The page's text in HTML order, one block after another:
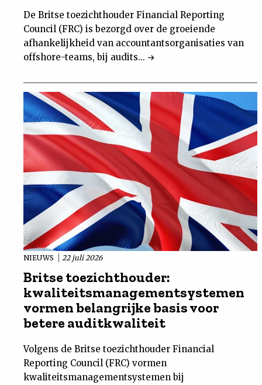
De Britse toezichthouder Financial Reporting
Council (FRC) is bezorgd over de groeiende
afhankelijkheid van accountantsorganisaties van
offshore-teams, bij audits...
NIEUWS 22 juli 2026
Britse toezichthouder:
kwaliteitsmanagementsystemen
vormen belangrijke basis voor
betere auditkwaliteit
Volgens de Britse toezichthouder Financial
Reporting Council (FRC) vormen
kwaliteitsmanagementsystemen bij